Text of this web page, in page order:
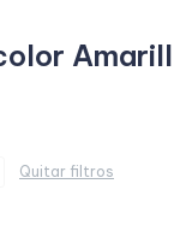
Quitar filtros